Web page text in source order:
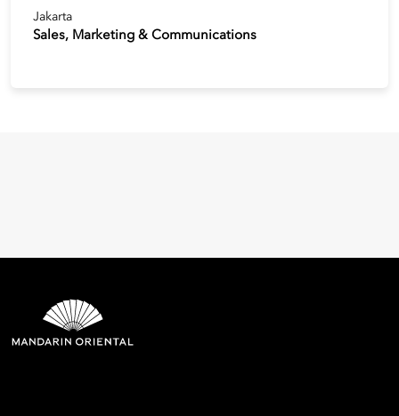
Jakarta
Sales, Marketing & Communications